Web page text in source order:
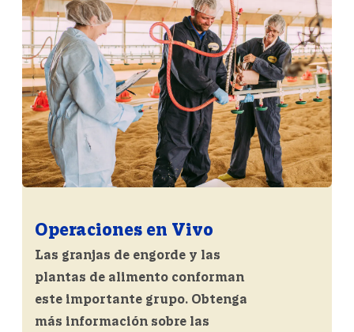
Operaciones en Vivo
Las granjas de engorde y las
plantas de alimento conforman
este importante grupo. Obtenga
más información sobre las